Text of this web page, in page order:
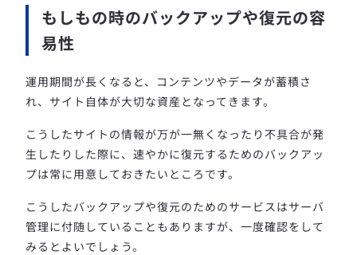
もしもの時のバックアップや復元の容
易性
運用期間が長くなると、コンテンツやデータが蓄積さ
れ、サイト自体が大切な資産となってきます。
こうしたサイトの情報が万が一無くなったり不具合が発
生したりした際に、速やかに復元するためのバックアッ
プは常に用意しておきたいところです。
こうしたバックアップや復元のためのサービスはサーバ
管理に付随していることもありますが、一度確認をして
みるとよいでしょう。